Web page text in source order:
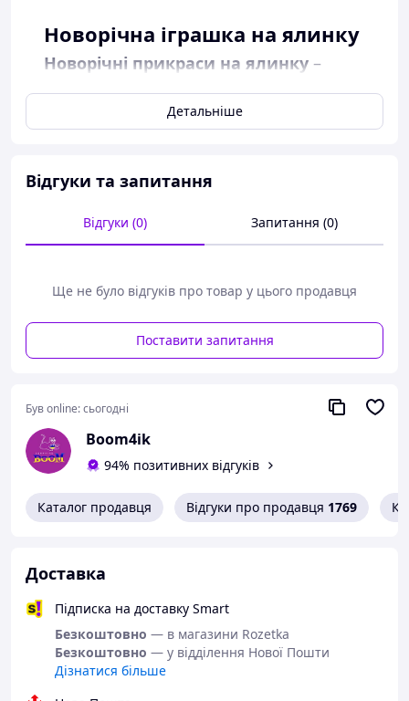
Новорічна іграшка на ялинку
Новорічні прикраси на ялинку –
Ідеальне рішення для яскравого та
стильного оформлення ялинки. Воно
затишним із нашими іграшками.
Якісний матеріал;
Яскравий колір;
Детальніше
Відгуки та запитання
Відгуки (0) Запитання (0)
Ще не було відгуків про товар у цього продавця
Поставити запитання
Був online:сьогодні
Boom4ik
94% позитивних відгуків
Каталог продавця Відгуки про продавця 1769
Доставка
Підписка на доставку Smart
Безкоштовно — в магазини Rozetka
Безкоштовно — у відділення Нової Пошти
Дізнатися більше